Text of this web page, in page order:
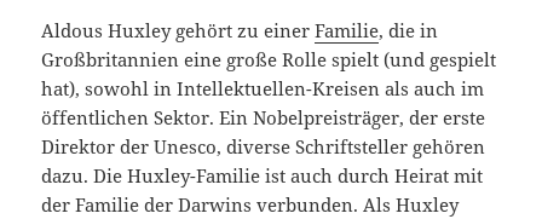
Aldous Huxley gehört zu einerFamilie, die in
Großbritannien eine große Rolle spielt (und gespielt
hat), sowohl in Intellektuellen-Kreisen als auch im
öffentlichen Sektor. Ein Nobelpreisträger, der erste
Direktor der Unesco, diverse Schriftsteller gehören
dazu. Die Huxley-Familie ist auch durch Heirat mit
der Familie der Darwins verbunden. Als Huxley